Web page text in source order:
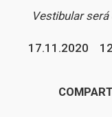
Vestibular
17.11.2020